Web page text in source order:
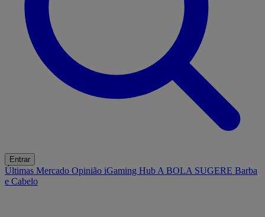
Entrar
Últimas Mercado Opinião iGaming Hub A BOLA SUGERE Barba
e Cabelo